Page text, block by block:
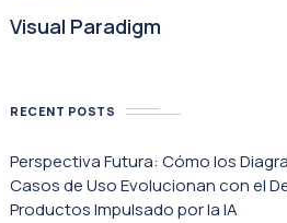
Visual Paradigm
RECENT POSTS
Perspectiva Futura: Cómo los
Casos de Uso Evolucionan con el
Productos Impulsado por la IA